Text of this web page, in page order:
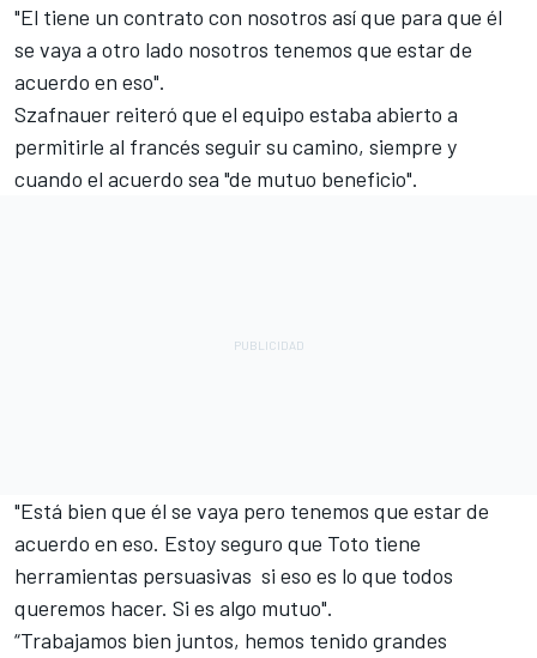
"El tiene un contrato con nosotros así que para que él
se vaya a otro lado nosotros tenemos que estar de
acuerdo en eso".
Szafnauer reiteró que el equipo estaba abierto a
permitirle al francés seguir su camino, siempre y
cuando el acuerdo sea "de mutuo beneficio".
"Está bien que él se vaya pero tenemos que estar de
acuerdo en eso. Estoy seguro que Toto tiene
herramientas persuasivas si eso es lo que todos
queremos hacer. Si es algo mutuo".
“Trabajamos bien juntos, hemos tenido grandes